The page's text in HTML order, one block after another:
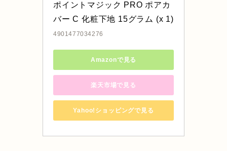
ポイントマジック PRO ポアカ
バー C 化粧下地 15グラム (x 1)
4901477034276
Amazonで見る
楽天市場で見る
Yahoo!ショッピングで見る